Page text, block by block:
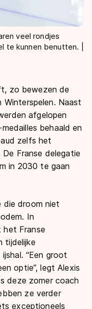
veel rondjes
te kunnen benutten. |
zo bewezen de
Winterspelen. Naast
afgelopen
behaald en
zelfs het
Franse delegatie
in 2030 te gaan
die droom niet
In
Franse
tijdelijke
“Een groot
optie”, legt Alexis
deze zomer coach
ze verder
exceptioneels